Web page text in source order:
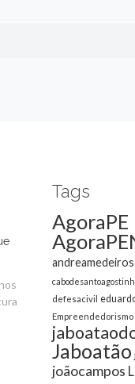
Tags
AgoraPE
andreamedeiros
defesacivil
Empreendedorismo
Jaboatão
joãocampos